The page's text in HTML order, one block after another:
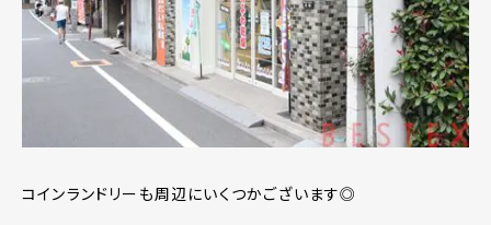
コインランドリーも周辺にいくつかございます◎